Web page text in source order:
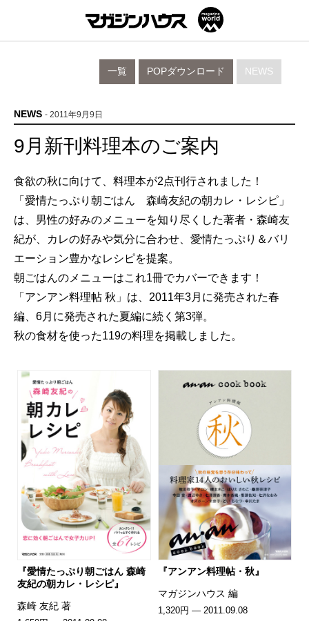
NEWS
POPダウンロード
一覧
NEWS - 2011年9月9日
9月新刊料理本のご案内
食欲の秋に向けて、料理本が2点刊行されました！
「愛情たっぷり朝ごはん 森崎友紀の朝カレ・レシピ」
は、男性の好みのメニューを知り尽くした著者・森崎友
紀が、カレの好みや気分に合わせ、愛情たっぷり＆バリ
エーション豊かなレシピを提案。
朝ごはんのメニューはこれ1冊でカバーできます！
「アンアン料理帖 秋」は、2011年3月に発売された春
編、6月に発売された夏編に続く第3弾。
秋の食材を使った119の料理を掲載しました。
『愛情たっぷり朝ごはん 森崎
友紀の朝カレ・レシピ』
森崎 友紀 著
『アンアン料理帖・秋』
マガジンハウス 編
1,320円 — 2011.09.08